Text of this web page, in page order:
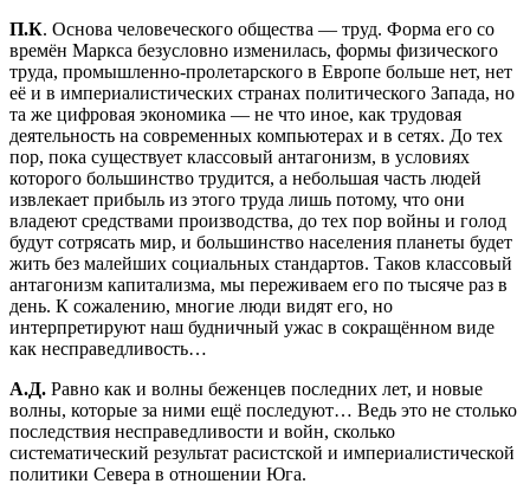
П.К. Основа человеческого общества — труд. Форма его со
времён Маркса безусловно изменилась, формы физического
труда, промышленно-пролетарского в Европе больше нет, нет
её и в империалистических странах политического Запада, но
та же цифровая экономика — не что иное, как трудовая
деятельность на современных компьютерах и в сетях. До тех
пор, пока существует классовый антагонизм, в условиях
которого большинство трудится, а небольшая часть людей
извлекает прибыль из этого труда лишь потому, что они
владеют средствами производства, до тех пор войны и голод
будут сотрясать мир, и большинство населения планеты будет
жить без малейших социальных стандартов. Таков классовый
антагонизм капитализма, мы переживаем его по тысяче раз в
день. К сожалению, многие люди видят его, но
интерпретируют наш будничный ужас в сокращённом виде
как несправедливость…
А.Д. Равно как и волны беженцев последних лет, и новые
волны, которые за ними ещё последуют… Ведь это не столько
последствия несправедливости и войн, сколько
систематический результат расистской и империалистической
политики Севера в отношении Юга.